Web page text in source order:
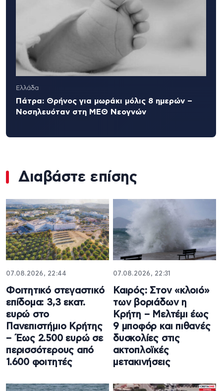
Ελλάδα
Πάτρα: Θρήνος για μωράκι μόλις 8 ημερών –
Νοσηλευόταν στη ΜΕΘ Νεογνών
Διαβάστε επίσης
07.08.2026, 22:44
Φοιτητικό στεγαστικό
επίδομα: 3,3 εκατ.
ευρώ στο
Πανεπιστήμιο Κρήτης
– Έως 2.500 ευρώ σε
περισσότερους από
1.600 φοιτητές
07.08.2026, 22:31
Καιρός: Στον «κλοιό»
των βοριάδων η
Κρήτη – Μελτέμι έως
9 μποφόρ και πιθανές
δυσκολίες στις
ακτοπλοϊκές
μετακινήσεις